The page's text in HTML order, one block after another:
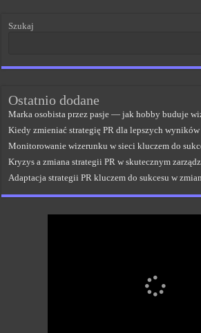
Szukaj
Ostatnio dodane
Marka osobista przez pasje — jak hobby buduje
Kiedy zmieniać strategię PR dla lepszych wyników
Monitorowanie wizerunku w sieci kluczem do
Kryzys a zmiana strategii PR w skutecznym
Adaptacja strategii PR kluczem do sukcesu w